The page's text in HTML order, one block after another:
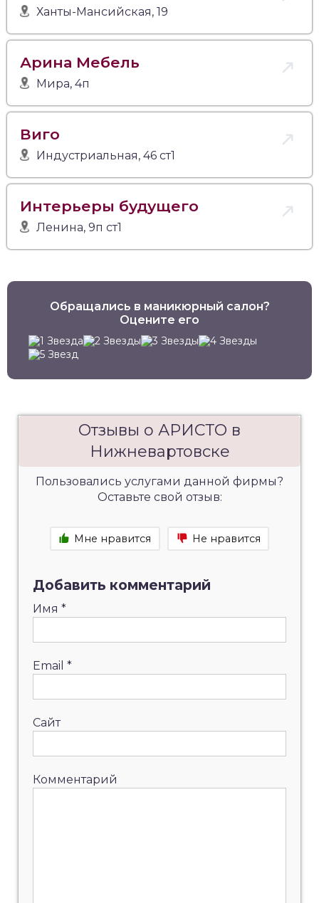
Ханты-Мансийская, 19
Арина Мебель
Мира, 4п
Виго
Индустриальная, 46 ст1
Интерьеры будущего
Ленина, 9п ст1
Обращались в маникюрный салон?
Оцените его
Отзывы о АРИСТО в
Нижневартовске
Пользовались услугами данной фирмы?
Оставьте свой отзыв:
Мне нравится Не нравится
Добавить комментарий
Имя *
Email *
Сайт
Комментарий